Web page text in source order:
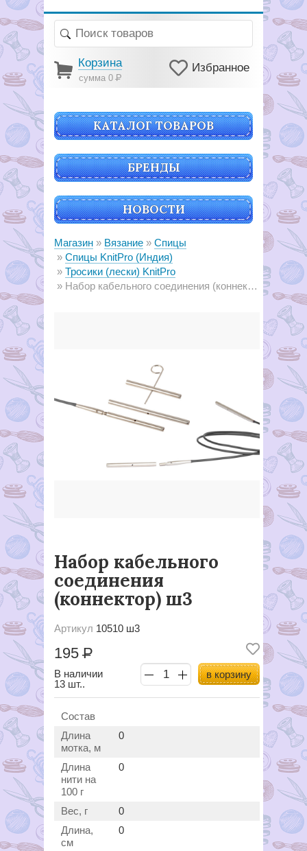
Корзина
сумма 0Р
Избранное
КАТАЛОГ ТОВАРОВ
БРЕНДЫ
НОВОСТИ
Магазин Вязание
Спицы
Спицы KnitPro (Индия)
Тросики (лески) KnitPro
Набор кабельного соединения (коннектор) ш3
Набор кабельного
соединения
(коннектор) ш3
Артикул 10510 ш3
195Р
В наличии
13 шт..
в корзину
Состав
Длина
мотка, м
0
Длина
нити на
100 г
0
Вес, г
0
Длина,
см
0